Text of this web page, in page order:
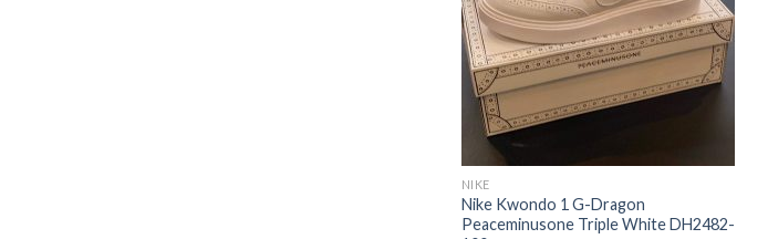
NIKE
Nike Kwondo 1 G-Dragon
Peaceminusone Triple White DH2482-